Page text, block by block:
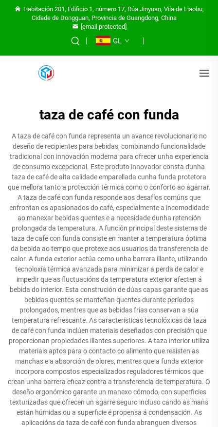
Habitación 201, Edificio 1, número 17, Rúa Jinyuan, Vila de Liaobu,
Cidade de Dongguan, Provincia de Guangdong, China
[email protected]
GL
taza de café con funda
A taza de café con funda representa un avance revolucionario no
deseño de recipientes para bebidas, combinando funcionalidade
tradicional con innovación moderna para ofrecer unha experiencia
de consumo excepcional. Este produto innovador consta dunha
taza de café de alta calidade emparellada cunha funda protetora
que mellora tanto a protección térmica como o conforto ao agarrar.
A taza de café con funda responde aos desafíos comúns que
enfrontan os apasionados do café, especialmente a incomodidade
ao manexar bebidas quentes e a necesidade dunha retención
prolongada da temperatura. A función principal deste sistema de
taza de café con funda consiste en manter a temperatura óptima
da bebida ao tempo que protexe aos usuarios da transferencia de
calor. A funda exterior actúa como unha barrera illante, utilizando
tecnoloxía térmica avanzada para minimizar a perda de calor e
impedir que as fluctuacións da temperatura exterior afecten á
bebida do interior. Esta construción de dúas capas garante que as
bebidas quentes se manteñan quentes durante períodos
prolongados, mentres que as bebidas frías conservan a súa
temperatura refrescante. As características tecnolóxicas da taza
de café con funda inclúen materiais deseñados con precisión que
proporcionan propiedades illantes superiores. A taza interior utiliza
materiais aptos para o contacto co alimento que resisten as
manchas e a absorción de olores, mentres que a funda exterior
incorpora compostos especializados reguladores térmicos que
crean unha barrera eficaz contra a transferencia de temperatura. O
deseño ergonómico garante un manexo cómodo, con superficies
texturizadas que ofrecen un agarre seguro incluso cando as mans
están húmidas ou a superficie é propensa á condensación. As
aplicacións da taza de café con funda abranguen diversos